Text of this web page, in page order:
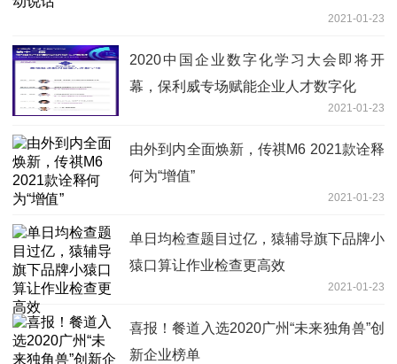
2021-01-23
2020中国企业数字化学习大会即将开
幕，保利威专场赋能企业人才数字化
2021-01-23
由外到内全面焕新，传祺M6 2021款诠释
何为“增值”
2021-01-23
单日均检查题目过亿，猿辅导旗下品牌小
猿口算让作业检查更高效
2021-01-23
喜报！餐道入选2020广州“未来独角兽”创
新企业榜单